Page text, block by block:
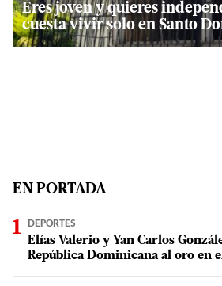
Eres joven y quieres
cuesta vivir solo en Santo
EN PORTADA
DEPORTES
Elías Valerio y Yan Carlos
República Dominicana al oro en